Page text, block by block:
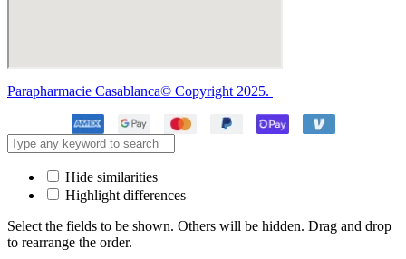
Parapharmacie Casablanca© Copyright 2025.
Hide similarities
Highlight differences
Select the fields to be shown. Others will be hidden. Drag and drop
to rearrange the order.